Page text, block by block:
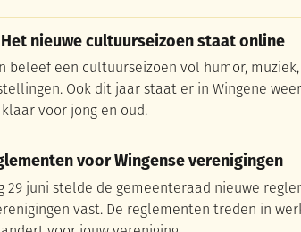
Het nieuwe cultuurseizoen staat online
nieuwe cultuurseizoen staat online
beleef een cultuurseizoen vol humor,
Ook dit jaar staat er in Wingene
voor jong en oud.
voor Wingense verenigingen
voor Wingense verenigingen
29 juni stelde de gemeenteraad nieuwe
vast. De reglementen treden in